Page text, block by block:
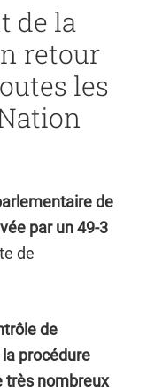
de la
retour
les
de
par un 49-3
de
de
procédure
très nombreux